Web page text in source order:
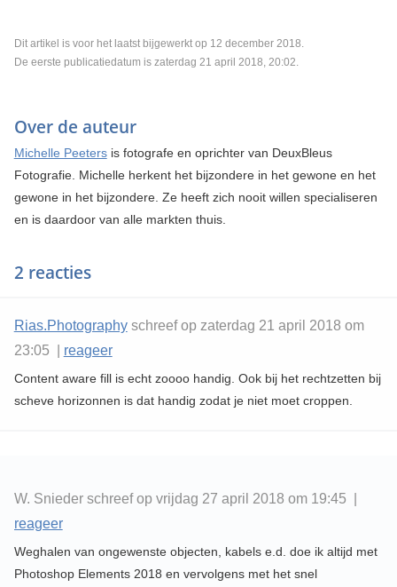
Dit artikel is voor het laatst bijgewerkt op 12 december 2018.
De eerste publicatiedatum is zaterdag 21 april 2018, 20:02.
Over de auteur
Michelle Peetersis fotografe en oprichter van DeuxBleus
Fotografie. Michelle herkent het bijzondere in het gewone en het
gewone in het bijzondere. Ze heeft zich nooit willen specialiseren
en is daardoor van alle markten thuis.
2 reacties
Rias.Photographyschreef op zaterdag 21 april 2018 om
23:05 | reageer
Content aware fill is echt zoooo handig. Ook bij het rechtzetten bij
scheve horizonnen is dat handig zodat je niet moet croppen.
W. Snieder schreef op vrijdag 27 april 2018 om 19:45 |
reageer
Weghalen van ongewenste objecten, kabels e.d. doe ik altijd met
Photoshop Elements 2018 en vervolgens met het snel